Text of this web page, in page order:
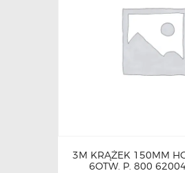
3M KRĄŻEK 150MM
6OTW. P. 800